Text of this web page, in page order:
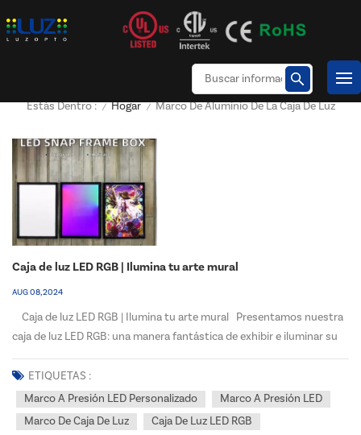
Estás Dentro : / Hogar / Marco De Aluminio De La Caja De Luz
Caja de luz LED RGB | Ilumina tu arte mural
AUG 08, 2024
Caja de luz LED RGB | Ilumina tu arte mural Presentamos nuestra
caja de luz LED RGB: una manera fantástica de exhibir e iluminar su
arte mural de una manera cautivadora y dinámica. Este innovador
CONDUJO Ssiesta Frame está diseñado específ...
ETIQUETAS :
Marco A Presión LED Personalizado
Marco A Presión LED
Marco De Caja De Luz
Caja De Luz LED RGB